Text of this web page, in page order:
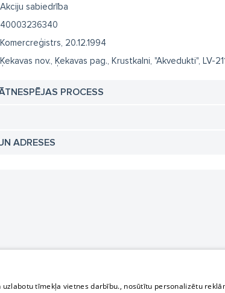
Akciju sabiedrība
40003236340
Komercreģistrs, 20.12.1994
Ķekavas nov., Ķekavas pag., Krustkalni, "Akvedukti", LV-
PROCESS
ADRESES
tīmekļa vietnes darbību., nosūtītu personalizētu